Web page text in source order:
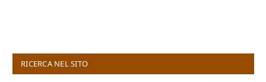
RICERCA NEL SITO